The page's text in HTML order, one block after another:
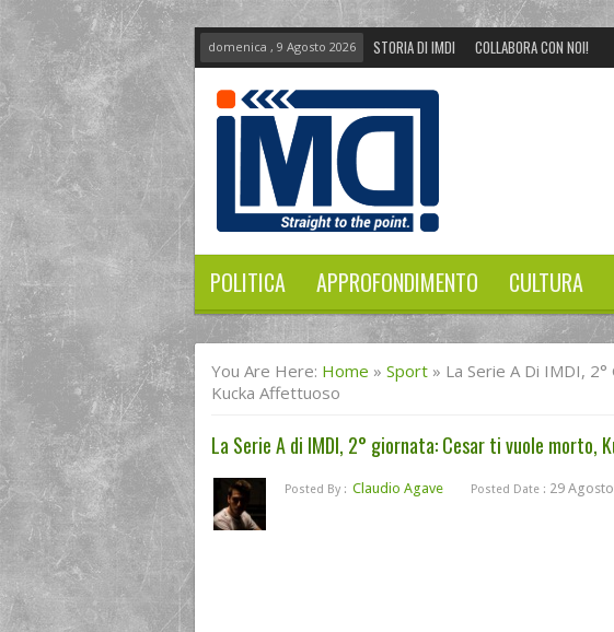
domenica , 9 Agosto 2026 STORIA DI IMDI COLLABORA CON NOI!
POLITICA APPROFONDIMENTO CULTURA
You Are Here: Home » Sport » La Serie A Di IMDI,
Kucka Affettuoso
La Serie A di IMDI, 2° giornata: Cesar ti vuole morto,
Posted By : Claudio Agave Posted Date : 29